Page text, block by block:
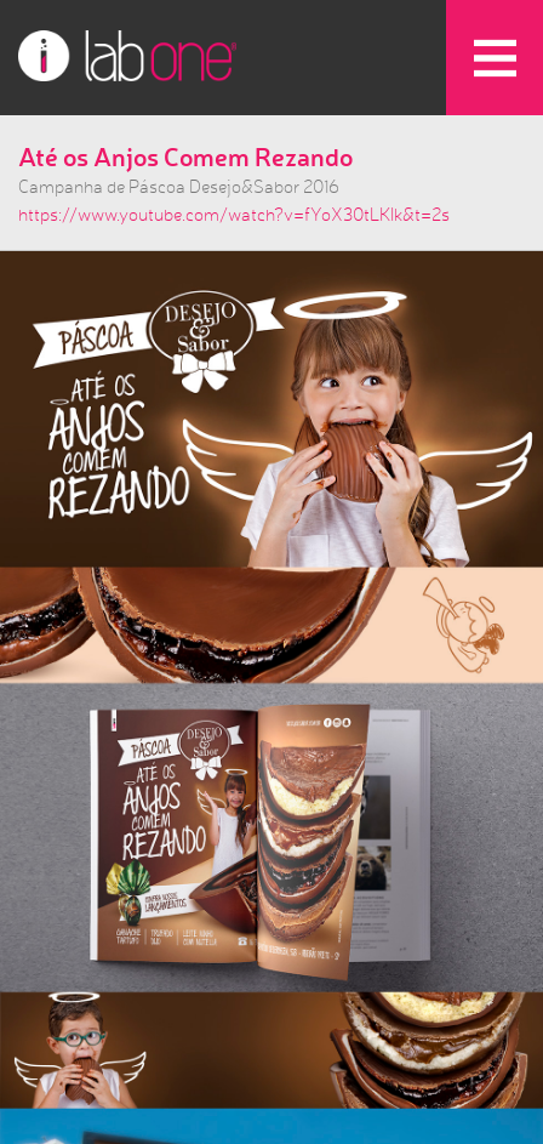
Até os Anjos Comem Rezando
Campanha de Páscoa Desejo&Sabor 2016
https://www.youtube.com/watch?v=fYoX30tLKIk&t=2s